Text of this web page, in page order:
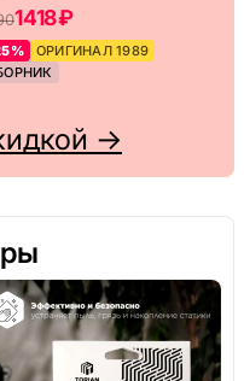
1418 ₽
ОРИГИНАЛ 1989
→